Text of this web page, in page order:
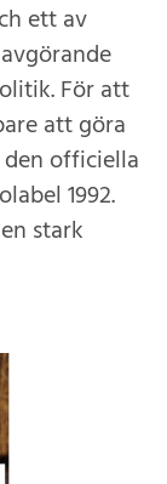
ett av
För att
att göra
officiella
1992.
stark